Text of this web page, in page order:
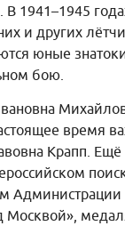
1941–1945
и других
юные
бою.
время
Крапп.